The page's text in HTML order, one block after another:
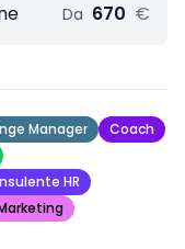
Da 670 €
Manager
Coach
HR